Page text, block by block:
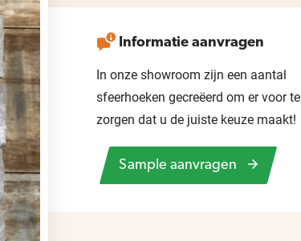
Informatie aanvragen
In onze showroom zijn een aantal
sfeerhoeken gecreëerd om er voor te
zorgen dat u de juiste keuze maakt!
Sample aanvragen